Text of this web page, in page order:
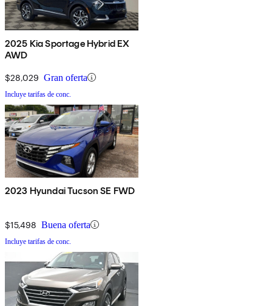
2025 Kia Sportage Hybrid EX
AWD
$28,029 Gran oferta
Incluye tarifas de conc.
2023 Hyundai Tucson SE FWD
$15,498 Buena oferta
Incluye tarifas de conc.